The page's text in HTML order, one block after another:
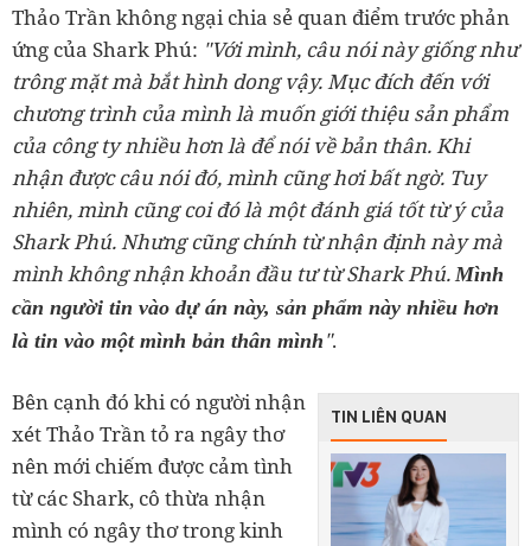
Thảo Trần không ngại chia sẻ quan điểm trước phản
ứng của Shark Phú: "Với mình, câu nói này giống như
trông mặt mà bắt hình dong vậy. Mục đích đến với
chương trình của mình là muốn giới thiệu sản phẩm
của công ty nhiều hơn là để nói về bản thân. Khi
nhận được câu nói đó, mình cũng hơi bất ngờ. Tuy
nhiên, mình cũng coi đó là một đánh giá tốt từ ý của
Shark Phú. Nhưng cũng chính từ nhận định này mà
mình không nhận khoản đầu tư từ Shark Phú. Mình
cần người tin vào dự án này, sản phẩm này nhiều hơn
là tin vào một mình bản thân mình ".
TIN LIÊN QUAN
Bên cạnh đó khi có người nhận
xét Thảo Trần tỏ ra ngây thơ
nên mới chiếm được cảm tình
từ các Shark, cô thừa nhận
mình có ngây thơ trong kinh